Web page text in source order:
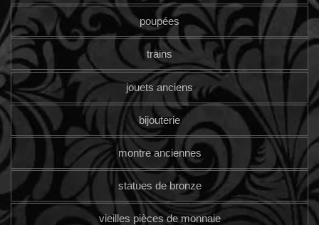
poupées
trains
jouets anciens
bijouterie
montre anciennes
statues de bronze
vieilles pièces de monnaie